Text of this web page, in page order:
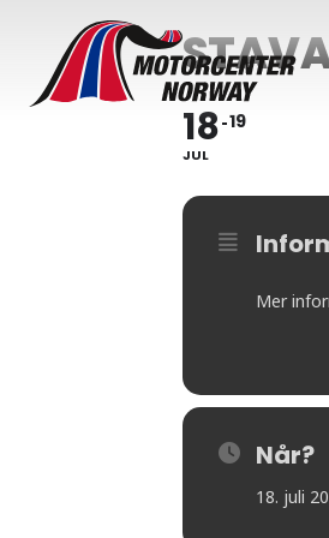
18
JUL
19
Mer
Når?
18. juli